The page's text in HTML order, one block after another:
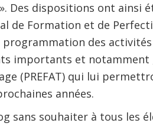
Des dispositions ont ainsi
de Formation et de
des
importants et
(PREFAT) qui lui
années.
sans souhaiter à tous les